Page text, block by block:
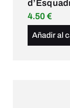
4.50 €
Añadir al